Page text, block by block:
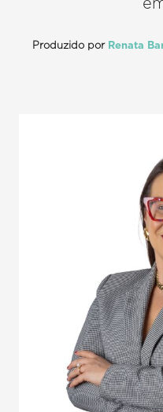
Produzido por Renata